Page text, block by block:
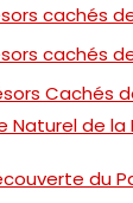
cachés
cachés
Cachés
Naturel de la
du